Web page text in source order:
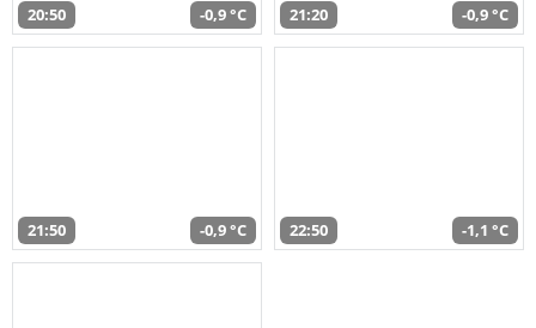
20:50 -0,9 °C 21:20 -0,9 °C
21:50 -0,9 °C 22:50 -1,1 °C